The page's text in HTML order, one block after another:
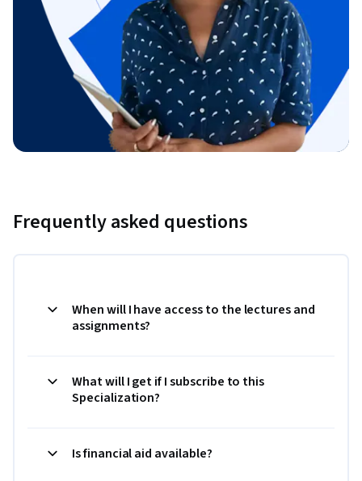
Frequently asked questions
When will I have access to the lectures and
assignments?
What will I get if I subscribe to this
Specialization?
Is financial aid available?